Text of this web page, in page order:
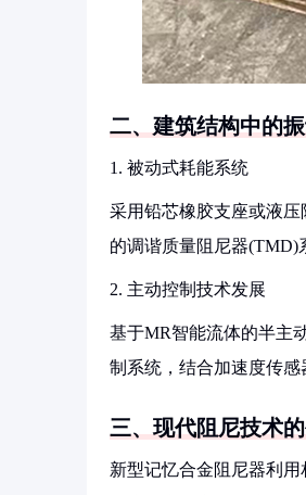
二、建筑结构中的
1. 被动式耗能系统
采用铅芯橡胶支座或液压
的调谐质量阻尼器(TMD)
2. 主动控制技术发展
基于MR智能流体的半主
制系统，结合加速度传感
三、现代阻尼技术
新型记忆合金阻尼器利